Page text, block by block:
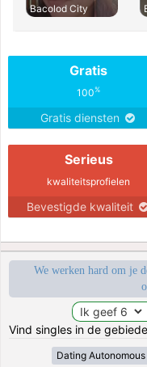
Bacolod City
Gratis
100%
Gratis diensten
Serieus
kwaliteitsprofielen
Bevestigde kwaliteit
We werken hard om je
Vind singles in de
Dating